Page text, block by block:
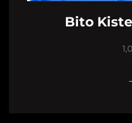
Bito